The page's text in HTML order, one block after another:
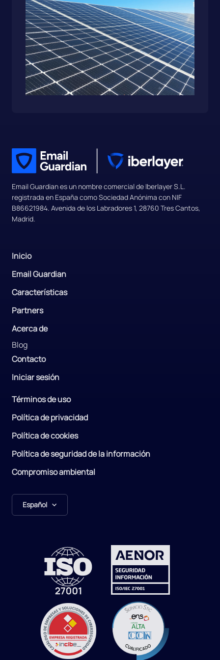
Email Guardian es un nombre comercial de Iberlayer S.L.
registrada en España como Sociedad Anónima con NIF
B86621984. Avenida de los Labradores 1, 28760 Tres Cantos,
Madrid.
Inicio
Email Guardian
Características
Partners
Acerca de
Blog
Contacto
Iniciar sesión
Términos de uso
Política de privacidad
Política de cookies
Política de seguridad de la información
Compromiso ambiental
Español